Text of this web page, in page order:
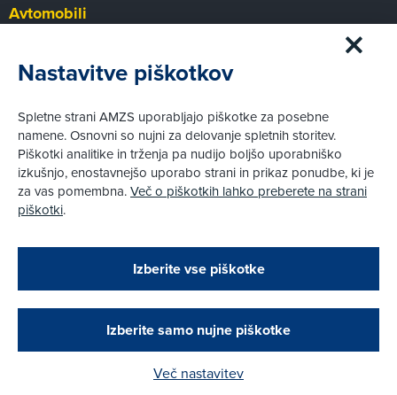
Zapri
Podarjamo vam 10 €!
Obstoječi in novi AMZS člani, ki boste v AMZS
opravili registracijo vozila, boste prejeli
vrednostno darilno kartico z dobroimetjem v višini
Kako do darila?
Avtomobili
Prvi pogled
Za volanom
Tehnika
Pravni vidiki
Piškotki
Pravno obvestilo
Pri spletni včlanitvi so podprta naslednja plačilna sredstva:
Nastavitve piškotkov
Spletne strani AMZS uporabljajo piškotke za posebne
namene. Osnovni so nujni za delovanje spletnih storitev.
Piškotki analitike in trženja pa nudijo boljšo uporabniško
izkušnjo, enostavnejšo uporabo strani in prikaz ponudbe, ki je
za vas pomembna.Več o piškotkih lahko preberete na strani
piškotki.
Izberite vse piškotke
Izberite samo nujne piškotke
Več nastavitev